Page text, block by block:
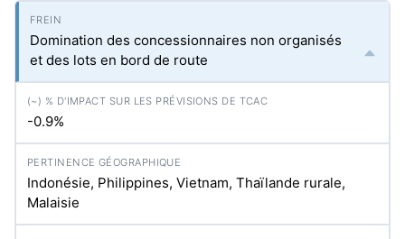
Domination des concessionnaires non organisés
et des lots en bord de route
-0.9%
Indonésie, Philippines, Vietnam, Thaïlande rurale,
Malaisie